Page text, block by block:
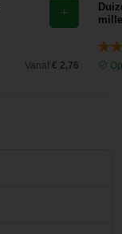
Vanaf € 2,76